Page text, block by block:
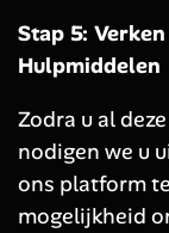
Stap 5:
Hulpmiddelen
Zodra u al
nodigen we u
ons platform
mogelijkheid